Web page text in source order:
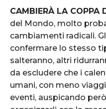
CAMBIERÀ LA COPPA
del Mondo, molto
cambiamenti radicali.
confermare lo stesso
salteranno, altri
da escludere che i
umani, con meno
eventi, auspicando